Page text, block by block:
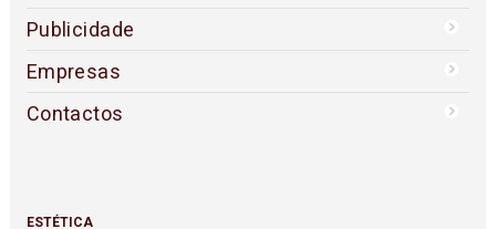
Publicidade
Empresas
Contactos
ESTÉTICA